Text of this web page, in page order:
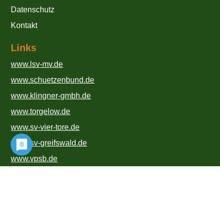
Datenschutz
Kontakt
Links
www.lsv-mv.de
www.schuetzenbund.de
www.klingner-gmbh.de
www.torgelow.de
www.sv-vier-tore.de
www.sv-greifswald.de
www.vpsb.de